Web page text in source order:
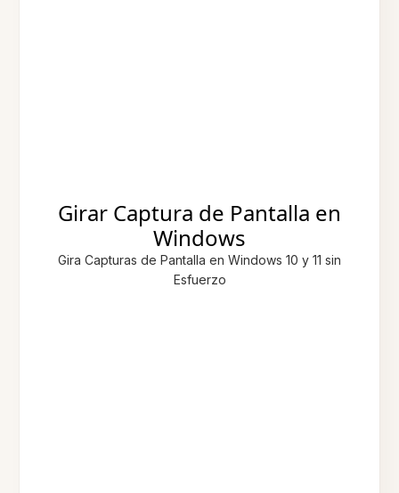
Girar Captura de Pantalla en
Windows
Gira Capturas de Pantalla en Windows 10 y 11 sin
Esfuerzo